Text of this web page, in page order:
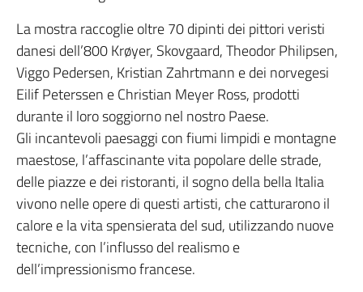
La mostra raccoglie oltre 70 dipinti dei pittori veristi
danesi dell’800 Krøyer, Skovgaard, Theodor Philipsen,
Viggo Pedersen, Kristian Zahrtmann e dei norvegesi
Eilif Peterssen e Christian Meyer Ross, prodotti
durante il loro soggiorno nel nostro Paese.
Gli incantevoli paesaggi con fiumi limpidi e montagne
maestose, l’affascinante vita popolare delle strade,
delle piazze e dei ristoranti, il sogno della bella Italia
vivono nelle opere di questi artisti, che catturarono il
calore e la vita spensierata del sud, utilizzando nuove
tecniche, con l’influsso del realismo e
dell’impressionismo francese.